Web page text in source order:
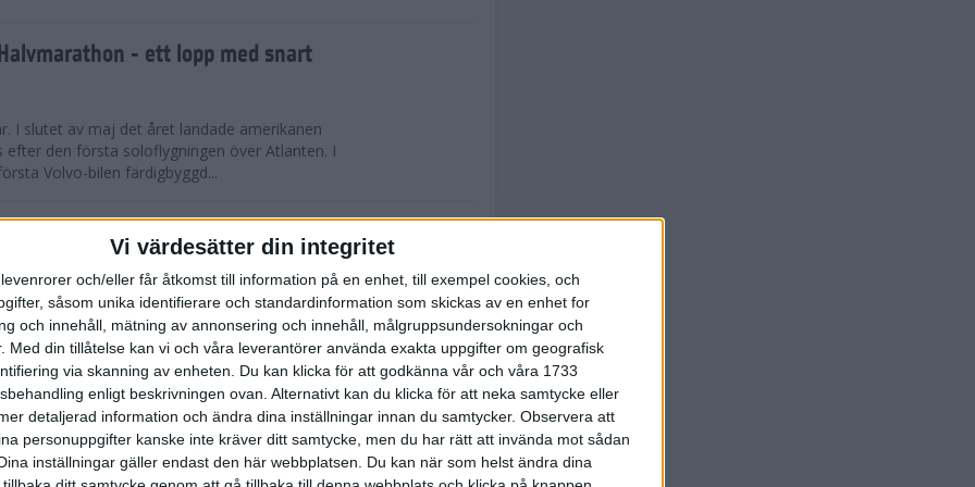
Vi värdesätter din integritet
och/eller får åtkomst till information på en enhet, till exempel cookies, och
såsom unika identifierare och standardinformation som skickas av en enhet for
och innehåll, mätning av annonsering och innehåll, målgruppsundersokningar och
Med din tillåtelse kan vi och våra leverantörer använda exakta uppgifter om geografisk
via skanning av enheten. Du kan klicka för att godkänna vår och våra 1733
enligt beskrivningen ovan. Alternativt kan du klicka för att neka samtycke eller
detaljerad information och ändra dina inställningar innan du samtycker. Observera att
personuppgifter kanske inte kräver ditt samtycke, men du har rätt att invända mot sådan
inställningar gäller endast den här webbplatsen. Du kan när som helst ändra dina
- ett lopp med snart
I slutet av maj det året landade amerikanen
efter den första soloflygningen över Atlanten. I
Volvo-bilen färdigbyggd...
till marans skapare
tisdagskvällen tilldelades Anders Olsson, som
starta Stockholm Marathon startades 1979,
för motionslöpningens ut...
och återhämtning
FLOWLIFE | Att springa under
utmaning som stärker både kropp och